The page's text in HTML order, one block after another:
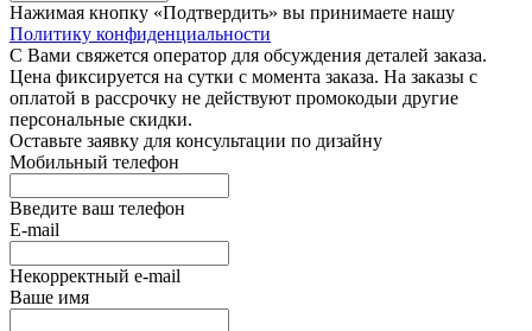
Нажимая кнопку «Подтвердить» вы принимаете нашу
Политику конфиденциальности
С Вами свяжется оператор для обсуждения деталей заказа.
Цена фиксируется на сутки с момента заказа. На заказы с
оплатой в рассрочку не действуют промокодыи другие
персональные скидки.
Оставьте заявку для консультации по дизайну
Мобильный телефон
Введите ваш телефон
E-mail
Некорректный e-mail
Ваше имя